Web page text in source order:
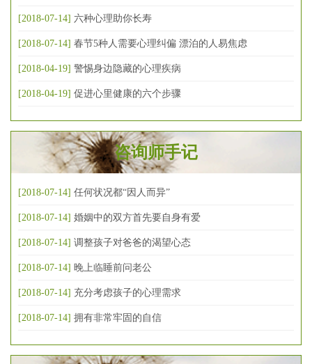
[2018-07-14] 六种心理助你长寿
[2018-07-14] 春节5种人需要心理纠偏 漂泊的人易焦虑
[2018-04-19] 警惕身边隐藏的心理疾病
[2018-04-19] 促进心里健康的六个步骤
咨询师手记
[2018-07-14] 任何状况都“因人而异”
[2018-07-14] 婚姻中的双方首先要自身有爱
[2018-07-14] 调整孩子对爸爸的渴望心态
[2018-07-14] 晚上临睡前问老公
[2018-07-14] 充分考虑孩子的心理需求
[2018-07-14] 拥有非常牢固的自信